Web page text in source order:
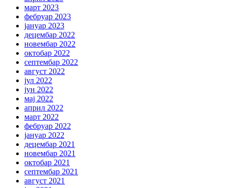
март 2023
фебруар 2023
јануар 2023
децембар 2022
новембар 2022
октобар 2022
септембар 2022
август 2022
јул 2022
јун 2022
мај 2022
април 2022
март 2022
фебруар 2022
јануар 2022
децембар 2021
новембар 2021
октобар 2021
септембар 2021
август 2021